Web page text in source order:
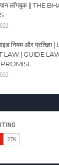
लॉगबुक || THE
नियम और
LAW | GUIDE